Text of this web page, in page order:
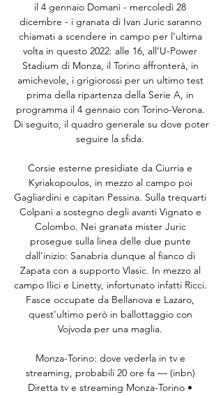
il 4 gennaio Domani - mercoledì 28
dicembre - i granata di Ivan Juric saranno
chiamati a scendere in campo per l’ultima
volta in questo 2022: alle 16, all’U-Power
Stadium di Monza, il Torino affronterà, in
amichevole, i grigiorossi per un ultimo test
prima della ripartenza della Serie A, in
programma il 4 gennaio con Torino-Verona.
Di seguito, il quadro generale su dove poter
seguire la sfida.
Corsie esterne presidiate da Ciurria e
Kyriakopoulos, in mezzo al campo poi
Gagliardini e capitan Pessina. Sulla trequarti
Colpani a sostegno degli avanti Vignato e
Colombo. Nei granata mister Juric
prosegue sulla linea delle due punte
dall'inizio: Sanabria dunque al fianco di
Zapata con a supporto Vlasic. In mezzo al
campo Ilici e Linetty, infortunato infatti Ricci.
Fasce occupate da Bellanova e Lazaro,
quest'ultimo però in ballottaggio con
Vojvoda per una maglia.
Monza-Torino: dove vederla in tv e
streaming, probabili 20 ore fa — (inbn)
Diretta tv e streaming Monza-Torino •